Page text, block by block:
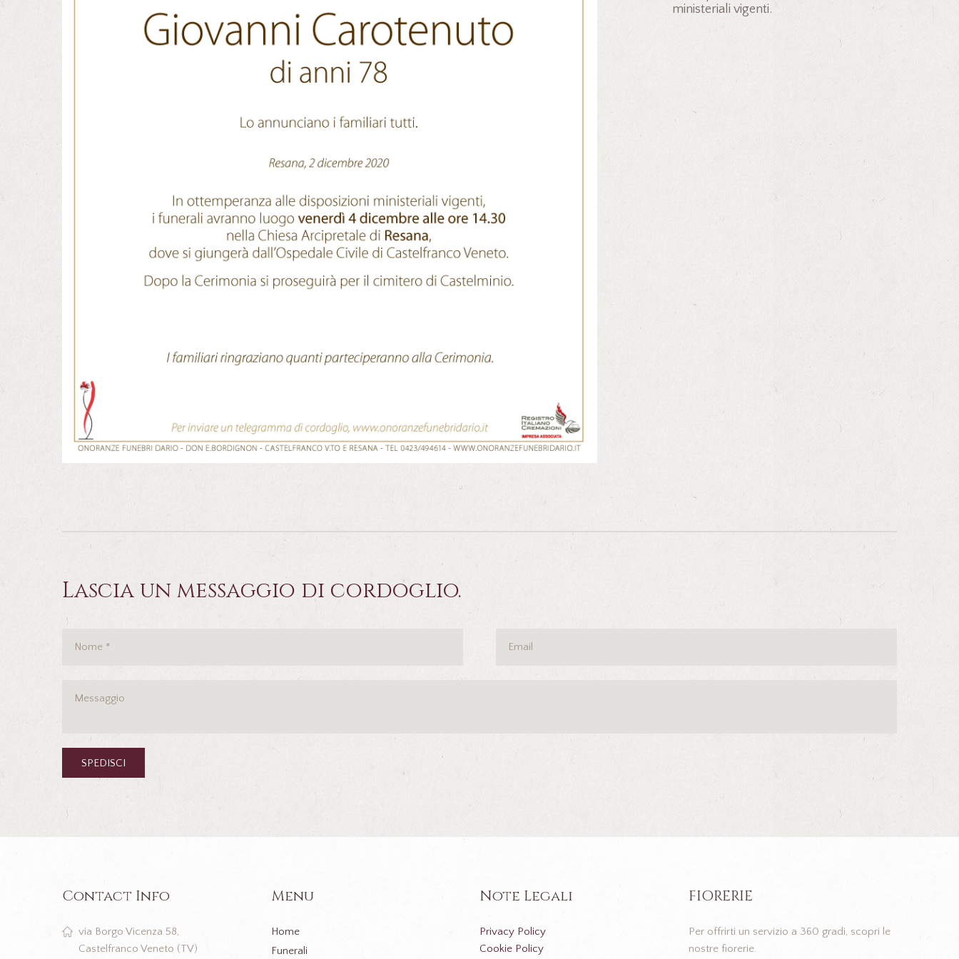
ministeriali vigenti.
Lascia un messaggio di cordoglio.
Contact Info
via Borgo Vicenza 58,
Castelfranco Veneto (TV)
Menu
Home
Funerali
Note Legali
Privacy Policy
Cookie Policy
FIORERIE
Per offrirti un servizio a 360 gradi, scopri le
nostre fiorerie.